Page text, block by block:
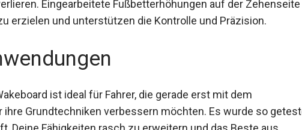
erzielen und unterstützen die Kontrolle und Präzision.
ist ideal für Fahrer, die gerade erst mit dem
ihre Grundtechniken verbessern möchten. Es wurde so
Dir hilft, Deine Fähigkeiten rasch zu erweitern und das Beste